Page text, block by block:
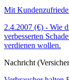
Mit
2.4.2007 (€) - Wie
verbesserten
verdienen wollen.
Nachricht